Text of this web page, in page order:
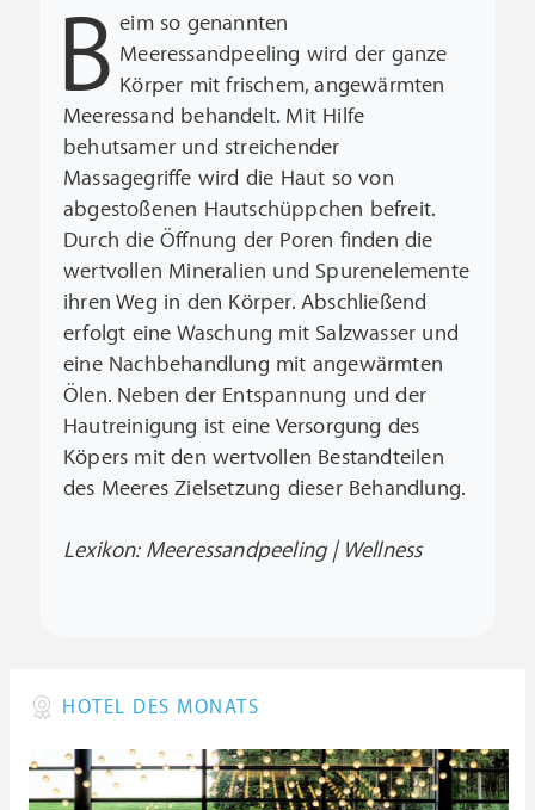
B eim so genannten
Meeressandpeeling wird der ganze
Körper mit frischem, angewärmten
Meeressand behandelt. Mit Hilfe
behutsamer und streichender
Massagegriffe wird die Haut so von
abgestoßenen Hautschüppchen befreit.
Durch die Öffnung der Poren finden die
wertvollen Mineralien und Spurenelemente
ihren Weg in den Körper. Abschließend
erfolgt eine Waschung mit Salzwasser und
eine Nachbehandlung mit angewärmten
Ölen. Neben der Entspannung und der
Hautreinigung ist eine Versorgung des
Köpers mit den wertvollen Bestandteilen
des Meeres Zielsetzung dieser Behandlung.
Lexikon: Meeressandpeeling | Wellness
HOTEL DES MONATS